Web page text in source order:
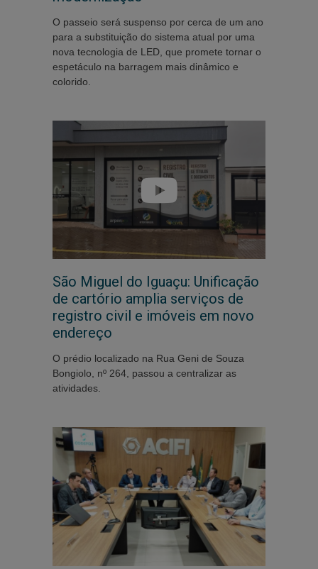
O passeio será suspenso por cerca de um ano
para a substituição do sistema atual por uma
nova tecnologia de LED, que promete tornar o
espetáculo na barragem mais dinâmico e
colorido.
São Miguel do Iguaçu: Unificação
de cartório amplia serviços de
registro civil e imóveis em novo
endereço
O prédio localizado na Rua Geni de Souza
Bongiolo, nº 264, passou a centralizar as
atividades.